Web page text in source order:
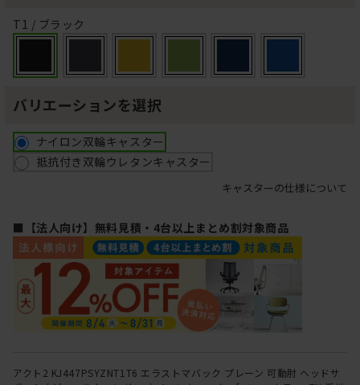
T1 / ブラック
バリエーションを選択
ナイロン双輪キャスター
抵抗付き双輪ウレタンキャスター
キャスターの仕様について
■【法人向け】無料見積・4台以上まとめ割対象商品
アクト2 KJ447PSYZNT1T6 エラストマバック プレーン 可動肘 ヘッドサ